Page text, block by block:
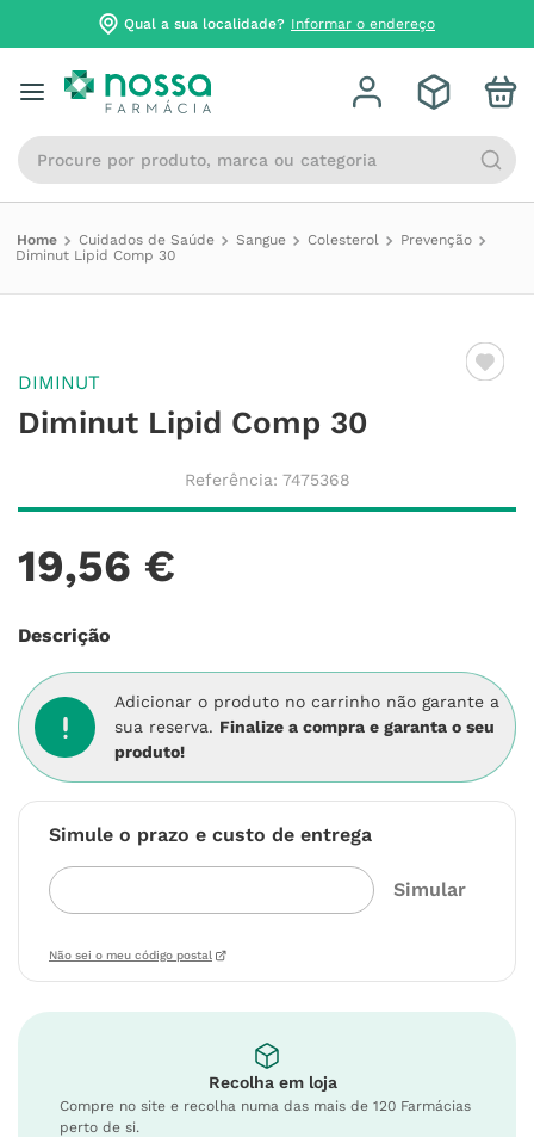
Qual a sua localidade? Informar o endereço
Procure por produto, marca ou categoria
Cuidados de Saúde Sangue Colesterol
Prevenção
Diminut Lipid Comp 30
DIMINUT
Diminut Lipid Comp 30
Referência: 7475368
19,56 €
Descrição
Adicionar o produto no carrinho não garante a
sua reserva. Finalize a compra e garanta o seu
produto!
Simule o prazo e custo de entrega
Não sei o meu código postal
Recolha em loja
Compre no site e recolha numa das mais de 120 Farmácias
perto de si.